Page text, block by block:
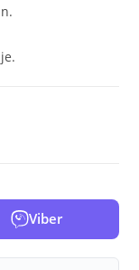
Viber